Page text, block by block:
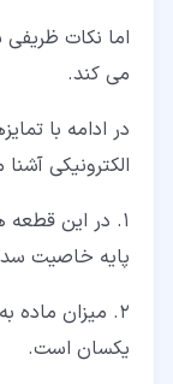
اما نکات ظریفی
می کند.
در ادامه با
الکترونیکی
۱. در این
پایه خاصیت
۲. میزان ماده
یکسان است.